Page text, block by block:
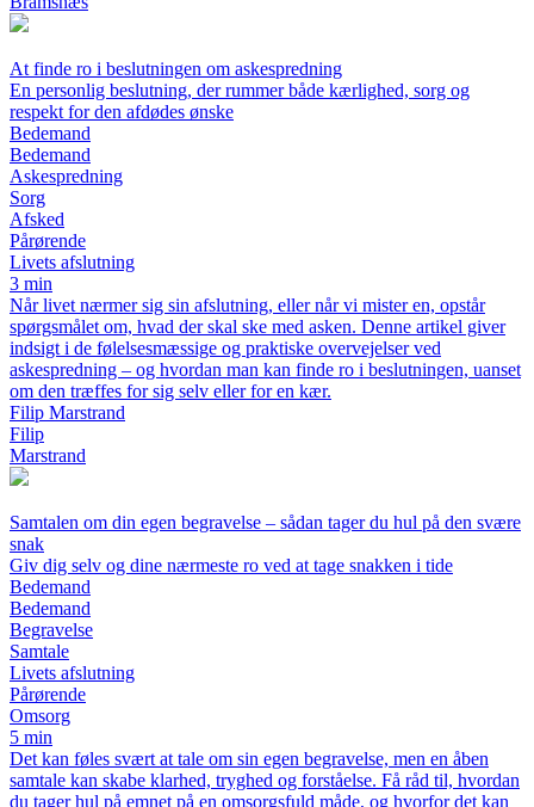
At finde ro i beslutningen om askespredning
En personlig beslutning, der rummer både kærlighed, sorg og
respekt for den afdødes ønske
Bedemand
Bedemand
Askespredning
Sorg
Afsked
Pårørende
Livets afslutning
3 min
Når livet nærmer sig sin afslutning, eller når vi mister en, opstår
spørgsmålet om, hvad der skal ske med asken. Denne artikel giver
indsigt i de følelsesmæssige og praktiske overvejelser ved
askespredning – og hvordan man kan finde ro i beslutningen, uanset
om den træffes for sig selv eller for en kær.
Filip Marstrand
Filip
Marstrand
Samtalen om din egen begravelse – sådan tager du hul på den svære
snak
Giv dig selv og dine nærmeste ro ved at tage snakken i tide
Bedemand
Bedemand
Begravelse
Samtale
Livets afslutning
Pårørende
Omsorg
5 min
Det kan føles svært at tale om sin egen begravelse, men en åben
samtale kan skabe klarhed, tryghed og forståelse. Få råd til, hvordan
du tager hul på emnet på en omsorgsfuld måde, og hvorfor det kan